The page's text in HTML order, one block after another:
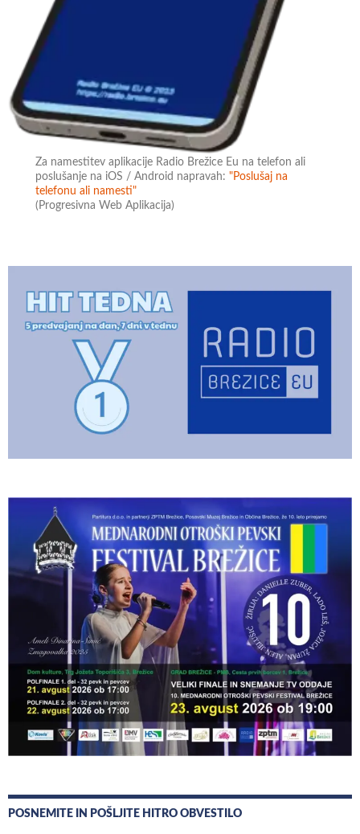
Za namestitev aplikacije Radio Brežice Eu na telefon ali
poslušanje na iOS / Android napravah:"Poslušaj na
telefonu ali namesti"
(Progresivna Web Aplikacija)
POSNEMITE IN POŠLJITE HITRO OBVESTILO